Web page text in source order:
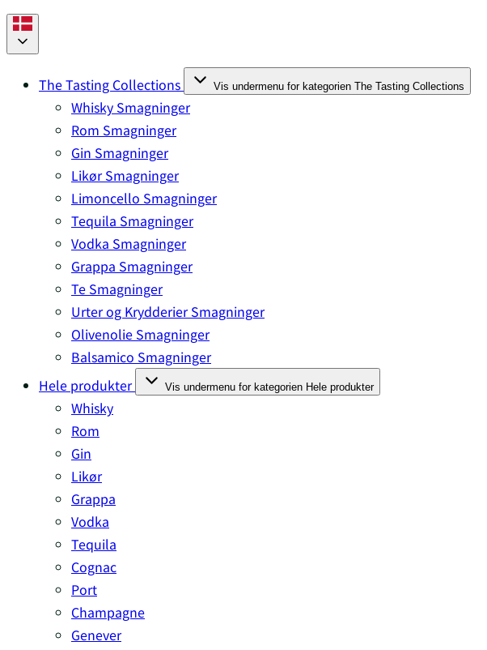
The Tasting Collections Vis undermenu for kategorien The Tasting Collections
Whisky Smagninger
Rom Smagninger
Gin Smagninger
Likør Smagninger
Limoncello Smagninger
Tequila Smagninger
Vodka Smagninger
Grappa Smagninger
Te Smagninger
Urter og Krydderier Smagninger
Olivenolie Smagninger
Balsamico Smagninger
Hele produkter
Vis undermenu for kategorien Hele produkter
Whisky
Rom
Gin
Likør
Grappa
Vodka
Tequila
Cognac
Port
Champagne
Genever